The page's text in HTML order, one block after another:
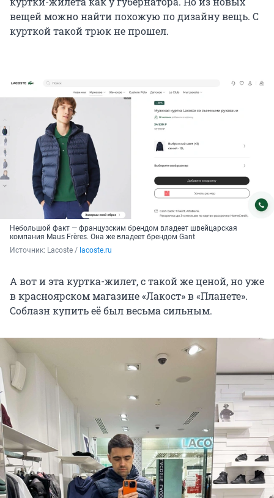
вещей можно найти похожую по дизайну вещь. С
курткой такой трюк не прошел.
Небольшой факт — французским брендом владеет швейцарская
компания Maus Frères. Она же владеет брендом Gant
Источник: Lacoste / lacoste.ru
А вот и эта куртка-жилет, с такой же ценой, но уже
в красноярском магазине «Лакост» в «Планете».
Соблазн купить её был весьма сильным.